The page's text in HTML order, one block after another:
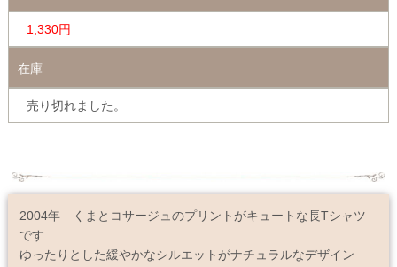
1,330円
在庫
売り切れました。
2004年 くまとコサージュのプリントがキュートな長Tシャツ
です
ゆったりとした緩やかなシルエットがナチュラルなデザイン